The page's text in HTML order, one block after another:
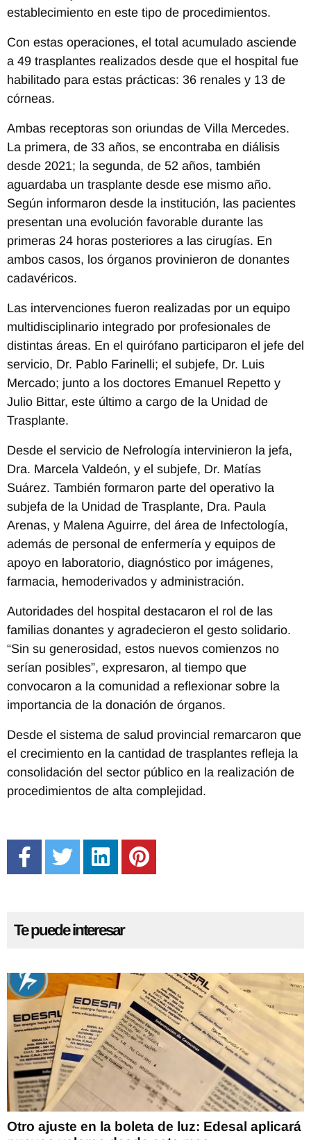
establecimiento en este tipo de procedimientos.
Con estas operaciones, el total acumulado asciende
a 49 trasplantes realizados desde que el hospital fue
habilitado para estas prácticas: 36 renales y 13 de
córneas.
Ambas receptoras son oriundas de Villa Mercedes.
La primera, de 33 años, se encontraba en diálisis
desde 2021; la segunda, de 52 años, también
aguardaba un trasplante desde ese mismo año.
Según informaron desde la institución, las pacientes
presentan una evolución favorable durante las
primeras 24 horas posteriores a las cirugías. En
ambos casos, los órganos provinieron de donantes
cadavéricos.
Las intervenciones fueron realizadas por un equipo
multidisciplinario integrado por profesionales de
distintas áreas. En el quirófano participaron el jefe del
servicio, Dr. Pablo Farinelli; el subjefe, Dr. Luis
Mercado; junto a los doctores Emanuel Repetto y
Julio Bittar, este último a cargo de la Unidad de
Trasplante.
Desde el servicio de Nefrología intervinieron la jefa,
Dra. Marcela Valdeón, y el subjefe, Dr. Matías
Suárez. También formaron parte del operativo la
subjefa de la Unidad de Trasplante, Dra. Paula
Arenas, y Malena Aguirre, del área de Infectología,
además de personal de enfermería y equipos de
apoyo en laboratorio, diagnóstico por imágenes,
farmacia, hemoderivados y administración.
Autoridades del hospital destacaron el rol de las
familias donantes y agradecieron el gesto solidario.
“Sin su generosidad, estos nuevos comienzos no
serían posibles”, expresaron, al tiempo que
convocaron a la comunidad a reflexionar sobre la
importancia de la donación de órganos.
Desde el sistema de salud provincial remarcaron que
el crecimiento en la cantidad de trasplantes refleja la
consolidación del sector público en la realización de
procedimientos de alta complejidad.
Te puede interesar
Otro ajuste en la boleta de luz: Edesal aplicará